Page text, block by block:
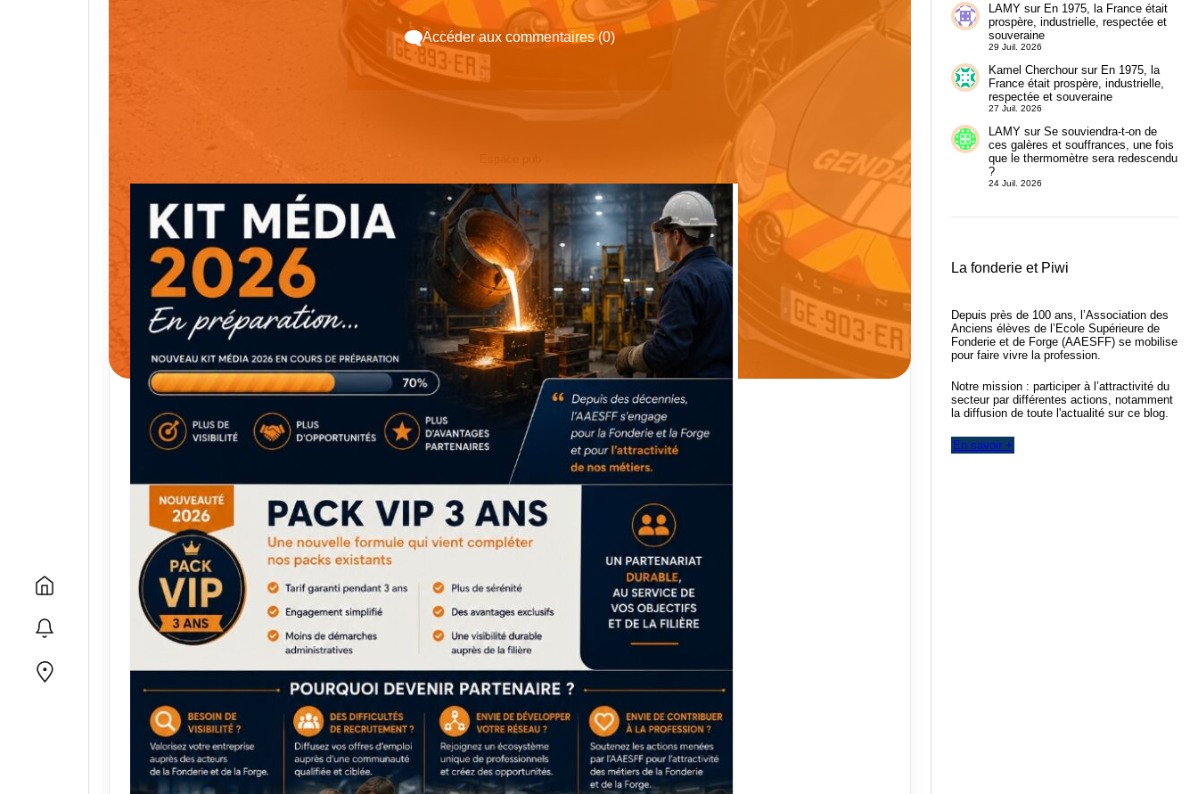
Accéder aux commentaires (0)
LAMYsur En 1975, la France était
prospère, industrielle, respectée et
souveraine
29 Juil. 2026
Kamel Cherchoursur En 1975, la
France était prospère, industrielle,
respectée et souveraine
27 Juil. 2026
LAMYsur Se souviendra-t-on de
ces galères et souffrances, une fois
que le thermomètre sera redescendu
?
24 Juil. 2026
La fonderie et Piwi
Depuis près de 100 ans, l’Association des
Anciens élèves de l’Ecole Supérieure de
Fonderie et de Forge (AAESFF) se mobilise
pour faire vivre la profession.
Notre mission : participer à l’attractivité du
secteur par différentes actions, notamment
la diffusion de toute l'actualité sur ce blog.
En savoir +